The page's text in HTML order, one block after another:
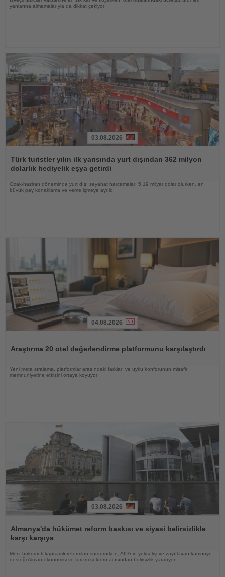
yanlarına almamalarıyla da dikkat çekiyor
Oku
03.08.2026
Türk turistler yılın ilk yarısında yurt dışından 362 milyon
dolarlık hediyelik eşya getirdi
Ocak-haziran döneminde yurt dışı seyahat harcamaları 5,19 milyar dolar olurken, en
büyük pay konaklama ve yeme içmeye ayrıldı
04.08.2026
Araştırma 20 otel değerlendirme platformunu karşılaştırdı
Yeni meta sıralama, platformlar arasındaki farkları ve uyku konforunun misafir
memnuniyetine etkisini ortaya koyuyor
Oku
03.08.2026
Almanya'da hükümet reform baskısı ve siyasi belirsizlikle
karşı karşıya
Merz hükümeti kapsamlı reformları sürdürürken, AfD'nin yükselişi ve zayıflayan kamuoyu
desteği Alman ekonomisi ve turizm sektörü açısından belirsizlik yaratıyor